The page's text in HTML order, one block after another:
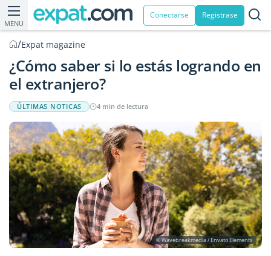
MENU
Conectarse Registrase
/Expat magazine
¿Cómo saber si lo estás logrando en
el extranjero?
ÚLTIMAS NOTICAS 4 min de lectura
© Wavebreakmedia / Envato Elements